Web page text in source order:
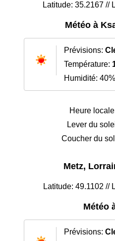
Latitude: 35.2167 //
Météo à
Prévisions:
Température:
Humidité: 40%
Heure
Lever du
Coucher du
Metz,
Latitude: 49.1102 //
Météo
Prévisions: